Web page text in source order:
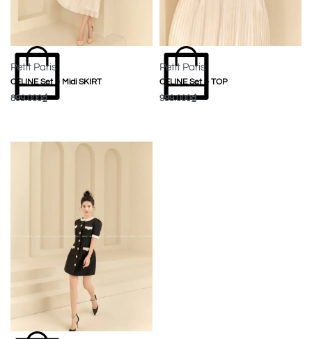
Petit Paris
CELINE Set – Midi SKIRT
899.000₫
Petit Paris
CELINE Set – TOP
999.000₫